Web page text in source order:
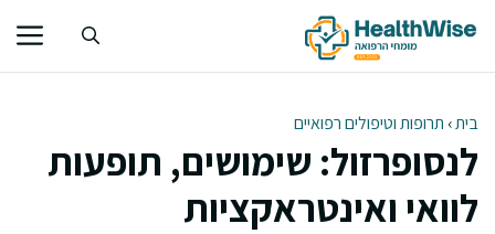
לתוכן
בית› תרופות וטיפולים רפואיים
לנסופרזול: שימושים, תופעות
לוואי ואינטראקציות